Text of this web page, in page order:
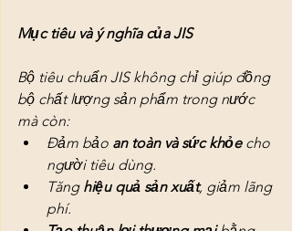
Mục tiêu và ý nghĩa của JIS
Bộ tiêu chuẩn JIS không chỉ giúp đồng
bộ chất lượng sản phẩm trong nước
mà còn:
Đảm bảo an toàn và sức khỏe cho
người tiêu dùng.
Tăng hiệu quả sản xuất, giảm lãng
phí.